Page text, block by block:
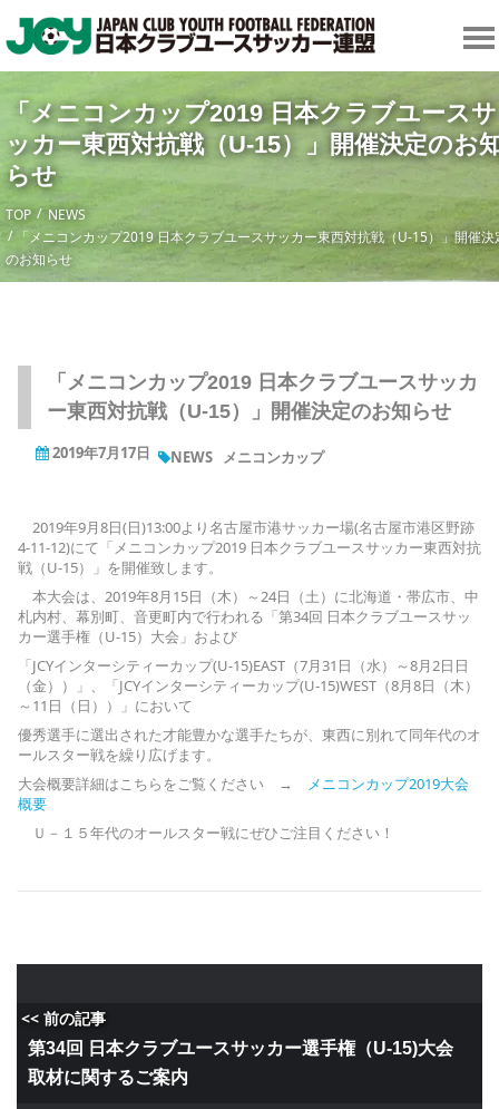
「メニコンカップ2019 日本クラブユースサ
ッカー東西対抗戦（U-15）」開催決定のお
らせ
TOP
NEWS
「メニコンカップ2019 日本クラブユースサッカー東西対抗戦（U-15）」開催決
のお知らせ
「メニコンカップ2019 日本クラブユースサッカ
ー東西対抗戦（U-15）」開催決定のお知らせ
2019年7月17日 NEWS メニコンカップ
2019年9月8日(日)13:00より名古屋市港サッカー場(名古屋市港区野跡
4-11-12)にて「メニコンカップ2019 日本クラブユースサッカー東西対抗
戦（U-15）」を開催致します。
本大会は、2019年8月15日（木）～24日（土）に北海道・帯広市、中
札内村、幕別町、音更町内で行われる「第34回 日本クラブユースサッ
カー選手権（U-15）大会」および
「JCYインターシティーカップ(U-15)EAST（7月31日（水）～8月2日日
（金））」、「JCYインターシティーカップ(U-15)WEST（8月8日（木）
～11日（日））」において
優秀選手に選出された才能豊かな選手たちが、東西に別れて同年代のオ
ールスター戦を繰り広げます。
大会概要詳細はこちらをご覧ください →
メニコンカップ2019大会
概要
Ｕ－１５年代のオールスター戦にぜひご注目ください！
<< 前の記事
第34回 日本クラブユースサッカー選手権（U-15)大会
取材に関するご案内